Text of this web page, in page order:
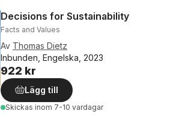
Decisions for Sustainability
Facts and Values
Av Thomas Dietz
Inbunden, Engelska, 2023
922 kr
Lägg till
Skickas inom 7-10 vardagar